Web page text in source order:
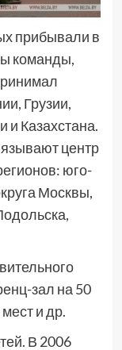
прибывали в
команды,
Грузии,
Казахстана.
центр
юго-
Москвы,
зал на 50
и др.
В 2006